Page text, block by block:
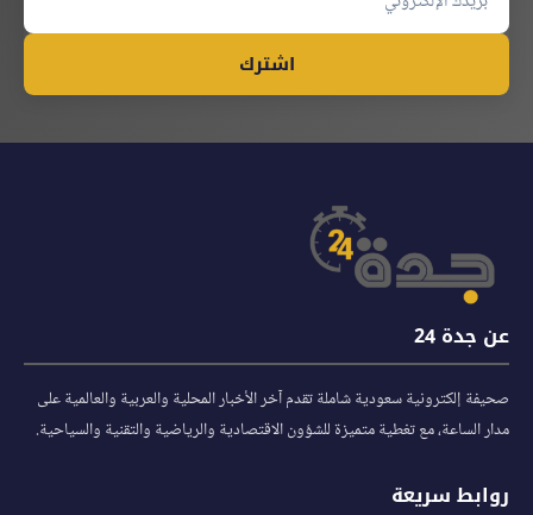
اشترك
عن جدة 24
صحيفة إلكترونية سعودية شاملة تقدم آخر الأخبار المحلية والعربية والعالمية على
مدار الساعة، مع تغطية متميزة للشؤون الاقتصادية والرياضية والتقنية والسياحية.
روابط سريعة